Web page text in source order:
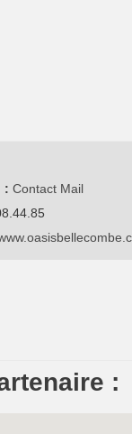
: Contact Mail
: